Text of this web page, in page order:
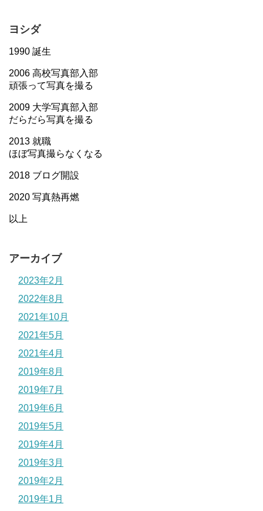
ヨシダ
1990 誕生
2006 高校写真部入部
頑張って写真を撮る
2009 大学写真部入部
だらだら写真を撮る
2013 就職
ほぼ写真撮らなくなる
2018 ブログ開設
2020 写真熱再燃
以上
アーカイブ
2023年2月
2022年8月
2021年10月
2021年5月
2021年4月
2019年8月
2019年7月
2019年6月
2019年5月
2019年4月
2019年3月
2019年2月
2019年1月